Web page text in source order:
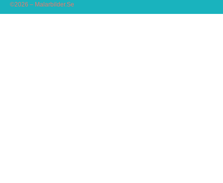
©2026 – Malarbilder.Se